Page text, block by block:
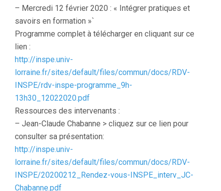
– Mercredi 12 février 2020 : « Intégrer pratiques et
savoirs en formation »`
Programme complet à télécharger en cliquant sur ce
lien :
http://inspe.univ-
lorraine.fr/sites/default/files/commun/docs/RDV-
INSPE/rdv-inspe-programme_9h-
13h30_12022020.pdf
Ressources des intervenants :
– Jean-Claude Chabanne > cliquez sur ce lien pour
consulter sa présentation:
http://inspe.univ-
lorraine.fr/sites/default/files/commun/docs/RDV-
INSPE/20200212_Rendez-vous-INSPE_interv_JC-
Chabanne.pdf